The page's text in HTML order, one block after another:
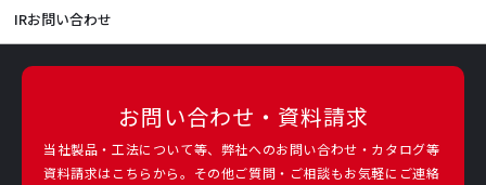
IRお問い合わせ
お問い合わせ・資料請求
当社製品・工法について等、弊社へのお問い合わせ・カタログ等
資料請求はこちらから。その他ご質問・ご相談もお気軽にご連絡